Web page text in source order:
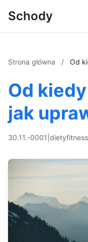
Schody
Strona główna / Od
Od
jak
30.11.-0001 dietyfitness